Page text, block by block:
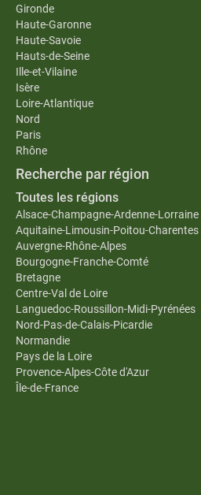
Gironde
Haute-Garonne
Haute-Savoie
Hauts-de-Seine
Ille-et-Vilaine
Isère
Loire-Atlantique
Nord
Paris
Rhône
Recherche par région
Toutes les régions
Alsace-Champagne-Ardenne-Lorraine
Aquitaine-Limousin-Poitou-Charentes
Auvergne-Rhône-Alpes
Bourgogne-Franche-Comté
Bretagne
Centre-Val de Loire
Languedoc-Roussillon-Midi-Pyrénées
Nord-Pas-de-Calais-Picardie
Normandie
Pays de la Loire
Provence-Alpes-Côte d'Azur
Île-de-France